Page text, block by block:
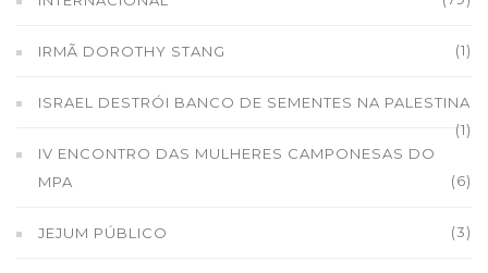
IRMÃ DOROTHY STANG (1)
ISRAEL DESTRÓI BANCO DE SEMENTES NA PALESTINA
(1)
IV ENCONTRO DAS MULHERES CAMPONESAS DO
MPA
(6)
JEJUM PÚBLICO (3)